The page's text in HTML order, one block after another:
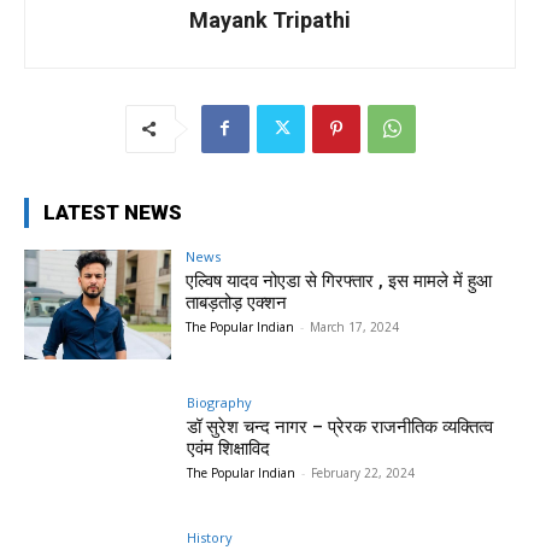
Mayank Tripathi
LATEST NEWS
News
एल्विष यादव नोएडा से गिरफ्तार , इस मामले में हुआ
ताबड़तोड़ एक्शन
The Popular Indian - March 17, 2024
Biography
डॉ सुरेश चन्द नागर – प्रेरक राजनीतिक व्यक्तित्व
एवंम शिक्षाविद
The Popular Indian - February 22, 2024
History